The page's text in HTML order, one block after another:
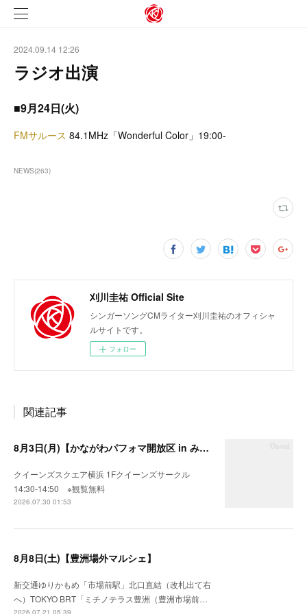
2024.09.14 12:26
ラジオ出演
■9月24日(火)
FMサルース 84.1MHz「Wonderful Color」19:00-
NEWS(263)
刈川圭祐 Official Site
シンガーソングCMライター刈川圭祐のオフィシャ
ルサイトです。
フォロー
関連記事
8月3日(月)【かながわパフォマ開放区 in みなとみらい】
クイーンズスクエア横浜 1Fクイーンズサークル
14:30-14:50 ※観覧無料
2026.07.30 01:53
8月8日(土)【豊洲場外マルシェ】
新交通ゆりかもめ「市場前駅」北口直結（改札出て右
へ）TOKYO BRT「ミチノテラス豊洲（豊洲市場前…
2026.07.21 05:39